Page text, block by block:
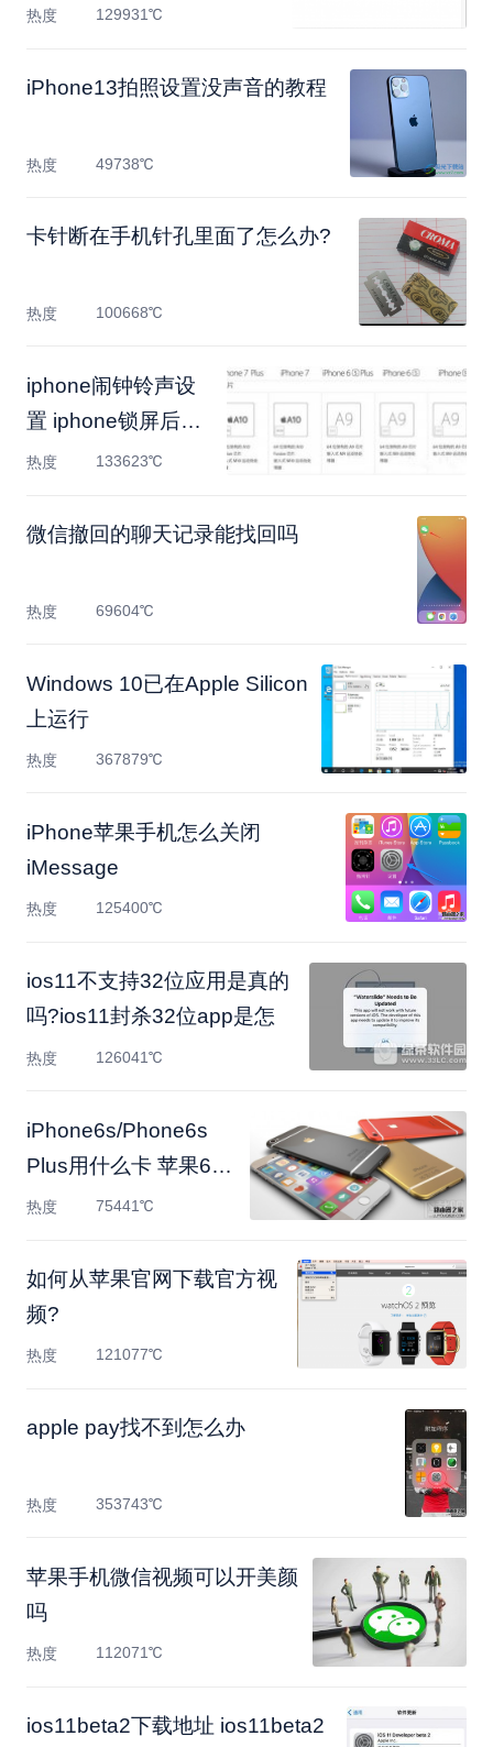
热度 129931℃
​iPhone13拍照设置没声音的教程
热度 49738℃
卡针断在手机针孔里面了怎么办?
热度 100668℃
iphone闹钟铃声设
置 iphone锁屏后闹
钟铃声设置方法
热度 133623℃
微信撤回的聊天记录能找回吗
热度 69604℃
Windows 10已在Apple Silicon
上运行
热度 367879℃
iPhone苹果手机怎么关闭
iMessage
热度 125400℃
ios11不支持32位应用是真的
吗?ios11封杀32位app是怎
热度 126041℃
iPhone6s/Phone6s
Plus用什么卡 苹果6手
机SIM卡规格图文
热度 75441℃
如何从苹果官网下载官方视
频?
热度 121077℃
apple pay找不到怎么办
热度 353743℃
苹果手机微信视频可以开美颜
吗
热度 112071℃
ios11beta2下载地址 ios11beta2